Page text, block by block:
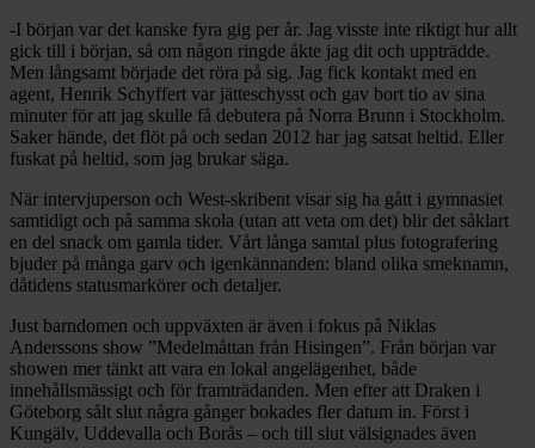
-I början var det kanske fyra gig per år. Jag visste inte riktigt hur allt
gick till i början, så om någon ringde åkte jag dit och uppträdde.
Men långsamt började det röra på sig. Jag fick kontakt med en
agent, Henrik Schyffert var jätteschysst och gav bort tio av sina
minuter för att jag skulle få debutera på Norra Brunn i Stockholm.
Saker hände, det flöt på och sedan 2012 har jag satsat heltid. Eller
fuskat på heltid, som jag brukar säga.
När intervjuperson och West-skribent visar sig ha gått i gymnasiet
samtidigt och på samma skola (utan att veta om det) blir det såklart
en del snack om gamla tider. Vårt långa samtal plus fotografering
bjuder på många garv och igenkännanden: bland olika smeknamn,
dåtidens statusmarkörer och detaljer.
Just barndomen och uppväxten är även i fokus på Niklas
Anderssons show ”Medelmåttan från Hisingen”. Från början var
showen mer tänkt att vara en lokal angelägenhet, både
innehållsmässigt och för framträdanden. Men efter att Draken i
Göteborg sålt slut några gånger bokades fler datum in. Först i
Kungälv, Uddevalla och Borås – och till slut välsignades även